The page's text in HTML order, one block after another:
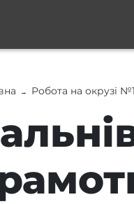
→ Робота на окрузі